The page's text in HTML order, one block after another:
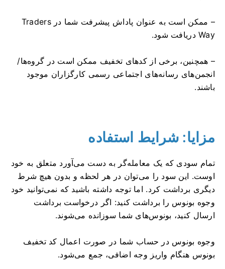
– ممکن است به عنوان پاداش پیشرفت شما در Traders
Way دریافت شود.
– همچنین، برخی از کدهای تخفیف ممکن است در گروه‌ها/
انجمن‌های رسانه‌های اجتماعی رسمی کارگزاران موجود
باشند.
مزایا: شرایط استفاده
تمام سودی که یک معامله‌گر به دست می‌آورد متعلق به خود
اوست. این سود را می‌توان در هر لحظه و بدون هیچ شرط
دیگری برداشت کرد. اما توجه داشته باشید که نمی‌توانید خود
وجوه بونوس را برداشت کنید: اگر درخواست برداشت
ارسال کنید، بونوس‌های شما سوزانده می‌شوند.
وجوه بونوس در حساب شما در صورت اعمال کد تخفیف
بونوس هنگام واریز وجه اضافی، جمع می‌شود.